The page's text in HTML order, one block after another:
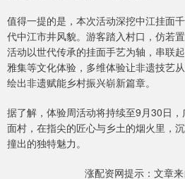
值得一提的是，本次活动深挖中江挂面
代中江市井风貌。游客踏入村口，仿若
活动以世代传承的挂面手艺为轴，串联
雅集等文化体验，多维体验让非遗技艺
绘出非遗赋能乡村振兴崭新篇章。
据了解，体验周活动将持续至9月30日
面村，在指尖的匠心与乡土的烟火里，
撞出的独特魅力。
涨配资网提示：文章